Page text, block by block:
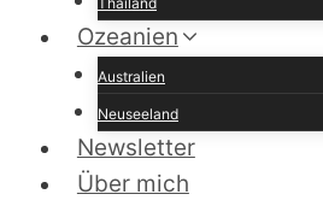
Ozeanien
Australien
Neuseeland
Newsletter
Über mich